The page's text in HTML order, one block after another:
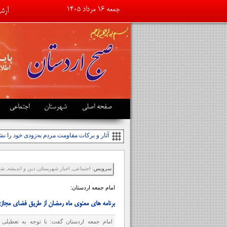
جمعه ۱۶ مرداد ۱۴۰۵
صفحه اصلی شهرستان اجتماعی
آثار و برکات مقاومت مردم به‌زودی خود را
سرویس: اجتماعی اخبار شهرستان دین و اندیشه
امام جمعه اردستان:
برنامه های معنوی ماه رمضان از طریق فضای
امام جمعه اردستان گفت: با توجه به